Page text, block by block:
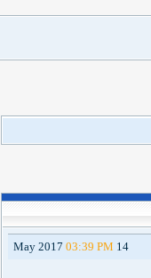
14 May 2017
03:39 PM